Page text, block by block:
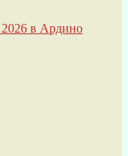
2026 в Ардино